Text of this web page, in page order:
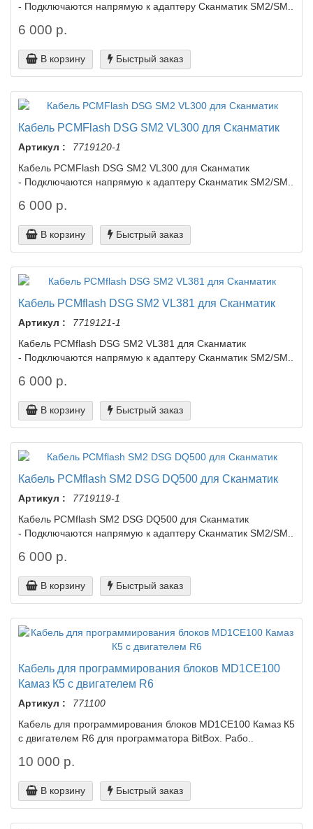
- Подключаются напрямую к адаптеру Сканматик SM2/SM..
6 000 р.
В корзину Быстрый заказ
Кабель PCMFlash DSG SM2 VL300 для Сканматик
Артикул :
7719120-1
Кабель PCMFlash DSG SM2 VL300 для Сканматик
- Подключаются напрямую к адаптеру Сканматик SM2/SM..
6 000 р.
В корзину Быстрый заказ
Кабель PCMflash DSG SM2 VL381 для Сканматик
Артикул :
7719121-1
Кабель PCMflash DSG SM2 VL381 для Сканматик
- Подключаются напрямую к адаптеру Сканматик SM2/SM..
6 000 р.
В корзину Быстрый заказ
Кабель PCMflash SM2 DSG DQ500 для Сканматик
Артикул :
7719119-1
Кабель PCMflash SM2 DSG DQ500 для Сканматик
- Подключаются напрямую к адаптеру Сканматик SM2/SM..
6 000 р.
В корзину Быстрый заказ
Кабель для программирования блоков MD1CE100
Камаз К5 с двигателем R6
Артикул :
771100
Кабель для программирования блоков MD1CE100 Камаз К5
с двигателем R6 для программатора BitBox. Рабо..
10 000 р.
В корзину Быстрый заказ